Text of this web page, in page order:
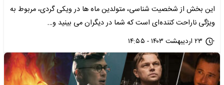
این بخش از شخصیت شناسی، متولدین ماه‌ ها در ویکی گردی، مربوط به
ویژگی ناراحت کننده‌ای است که شما در دیگران می بینید و…
۲۳ اردیبهشت ۱۴۰۳ - ۱۴:۵۵